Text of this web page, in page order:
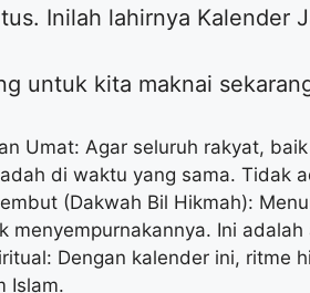
Inilah lahirnya Kalender
untuk kita maknai
Umat: Agar seluruh rakyat,
di waktu yang sama. Tidak
(Dakwah Bil Hikmah):
menyempurnakannya. Ini
Dengan kalender ini,
Islam.